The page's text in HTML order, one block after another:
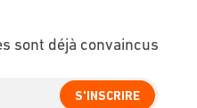
sont déjà convaincus
S'INSCRIRE